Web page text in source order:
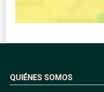
QUIÉNES SOMOS